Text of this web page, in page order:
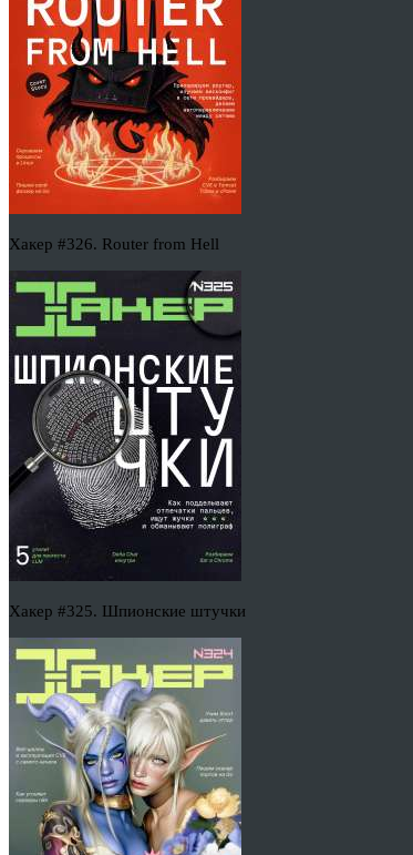
Хакер #326. Router from Hell
Хакер #325. Шпионские штучки